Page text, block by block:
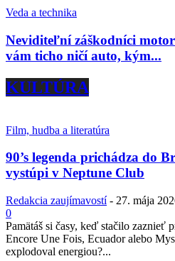
Veda a technika
Neviditeľní záškodníci
vám ticho ničí auto, kým...
KULTÚRA
Film, hudba a literatúra
90’s legenda prichádza do
vystúpi v Neptune Club
Redakcia zaujímavostí - 27. mája
0
Pamätáš si časy, keď stačilo zaznieť
Encore Une Fois, Ecuador alebo
explodoval energiou?...